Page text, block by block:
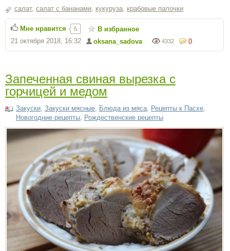
салат, салат с бананами, кукуруза, крабовые палочки
0
4332
oksana_sadova
21 октября 2018, 16:32
Мне нравится 5 В избранное
Запеченная свиная вырезка с
горчицей и медом
Закуски, Закуски мясные, Блюда из мяса, Рецепты к Пасхе,
Новогодние рецепты, Рождественские рецепты